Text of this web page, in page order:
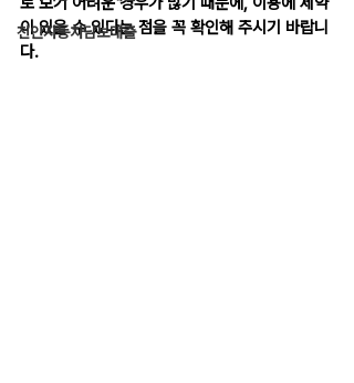
천안자동차담보대출
이 있을 수 있다는 점을 꼭 확인해 주시기 바랍니
다.